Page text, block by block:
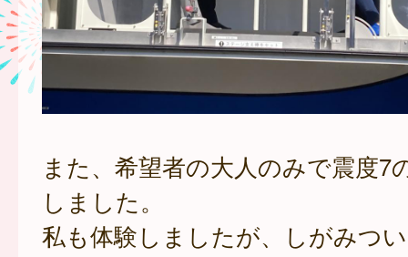
また、希望者の大人のみで震度7
しました。
私も体験しましたが、しがみつ